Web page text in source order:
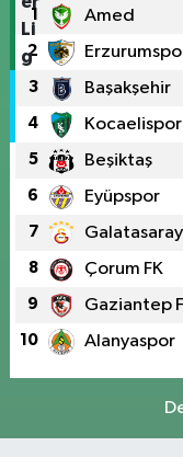
1 Amed
2
3 Başakşehir
4 Kocaelispor
5 Beşiktaş
6 Eyüpspor
7 Galatasaray
8 Çorum FK
9 Gaziantep
10 Alanyaspor